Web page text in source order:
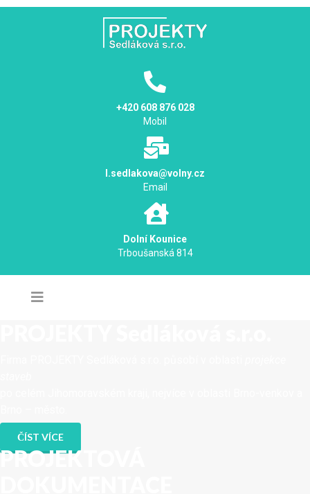
+420 608 876 028
Mobil
l.sedlakova@volny.cz
Email
Dolní Kounice
Trboušanská 814
ČÍST VÍCE
PROJEKTOVÁ